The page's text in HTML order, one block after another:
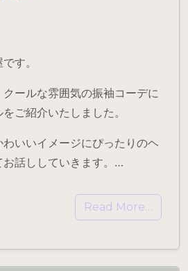
す。
ールな雰囲気の振袖コーデに
ご紹介いたしました。
いいイメージにぴったりのヘ
お話ししていきます。…
Read More…